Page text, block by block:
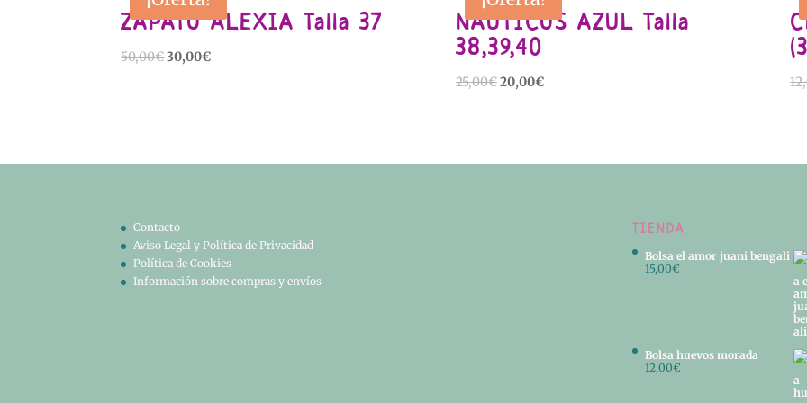
ZAPATO ALEXIA Talla 37
50,00€El
30,00€El
NAÚTICOS AZUL Talla
38,39,40
25,00€El
25,00€.
20,00€El
20,00€.
Contacto
Aviso Legal y Política de Privacidad
Política de Cookies
Información sobre compras y envíos
TIENDA
Bolsa el amor juani bengali
15,00€
Bolsa huevos morada
12,00€